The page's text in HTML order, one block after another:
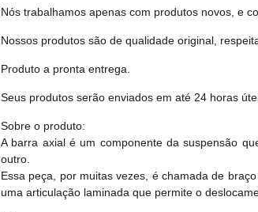
Nós trabalhamos apenas com produtos novos, e
Nossos produtos são de qualidade original,
Produto a pronta entrega.
Seus produtos serão enviados em até 24 horas
Sobre o produto:
A barra axial é um componente da suspensão
outro.
Essa peça, por muitas vezes, é chamada de
uma articulação laminada que permite o